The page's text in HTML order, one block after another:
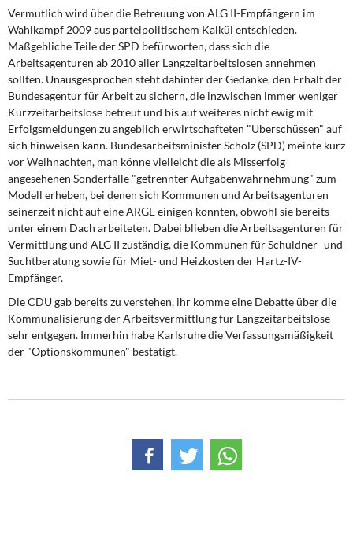
Vermutlich wird über die Betreuung von ALG II-Empfängern im
Wahlkampf 2009 aus parteipolitischem Kalkül entschieden.
Maßgebliche Teile der SPD befürworten, dass sich die
Arbeitsagenturen ab 2010 aller Langzeitarbeitslosen annehmen
sollten. Unausgesprochen steht dahinter der Gedanke, den Erhalt der
Bundesagentur für Arbeit zu sichern, die inzwischen immer weniger
Kurzzeitarbeitslose betreut und bis auf weiteres nicht ewig mit
Erfolgsmeldungen zu angeblich erwirtschafteten "Überschüssen" auf
sich hinweisen kann. Bundesarbeitsminister Scholz (SPD) meinte kurz
vor Weihnachten, man könne vielleicht die als Misserfolg
angesehenen Sonderfälle "getrennter Aufgabenwahrnehmung" zum
Modell erheben, bei denen sich Kommunen und Arbeitsagenturen
seinerzeit nicht auf eine ARGE einigen konnten, obwohl sie bereits
unter einem Dach arbeiteten. Dabei blieben die Arbeitsagenturen für
Vermittlung und ALG II zuständig, die Kommunen für Schuldner- und
Suchtberatung sowie für Miet- und Heizkosten der Hartz-IV-
Empfänger.
Die CDU gab bereits zu verstehen, ihr komme eine Debatte über die
Kommunalisierung der Arbeitsvermittlung für Langzeitarbeitslose
sehr entgegen. Immerhin habe Karlsruhe die Verfassungsmäßigkeit
der "Optionskommunen" bestätigt.